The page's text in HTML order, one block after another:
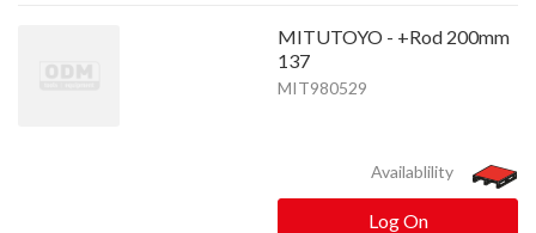
MITUTOYO - +Rod 200mm
137
MIT980529
Availablility
Log On